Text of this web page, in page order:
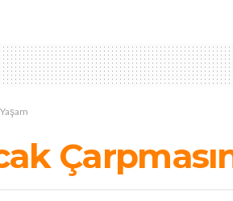
Yaşam